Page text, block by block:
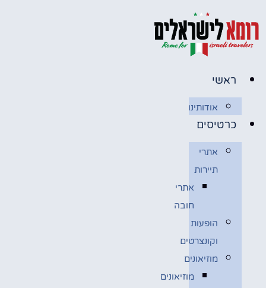
ראשי
אודותינו
כרטיסים
אתרי
תיירות
אתרי
חובה
הופעות
וקונצרטים
מוזיאונים
מוזיאונים